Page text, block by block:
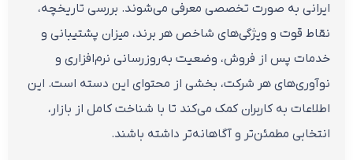
ایرانی به صورت تخصصی معرفی می‌شوند. بررسی تاریخچه،
نقاط قوت و ویژگی‌های شاخص هر برند، میزان پشتیبانی و
خدمات پس از فروش، وضعیت به‌روزرسانی نرم‌افزاری و
نوآوری‌های هر شرکت، بخشی از محتوای این دسته است. این
اطلاعات به کاربران کمک می‌کند تا با شناخت کامل از بازار،
انتخابی مطمئن‌تر و آگاهانه‌تر داشته باشند.